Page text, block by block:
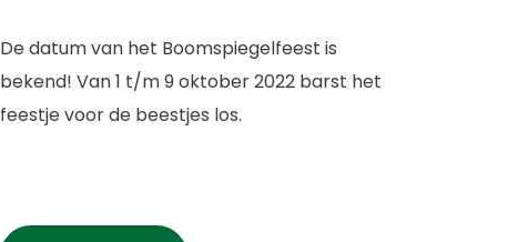
De datum van het Boomspiegelfeest is
bekend! Van 1 t/m 9 oktober 2022 barst het
feestje voor de beestjes los.